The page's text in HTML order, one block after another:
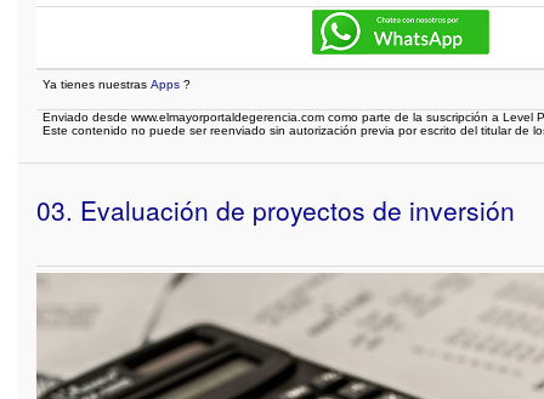
Ya tienes nuestras Apps ?
Enviado desde www.elmayorportaldegerencia.com como parte de la suscripción a Level
Este contenido no puede ser reenviado sin autorización previa por escrito del titular de
03. Evaluación de proyectos de inversión